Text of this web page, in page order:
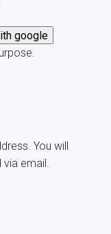
google
You will
email.